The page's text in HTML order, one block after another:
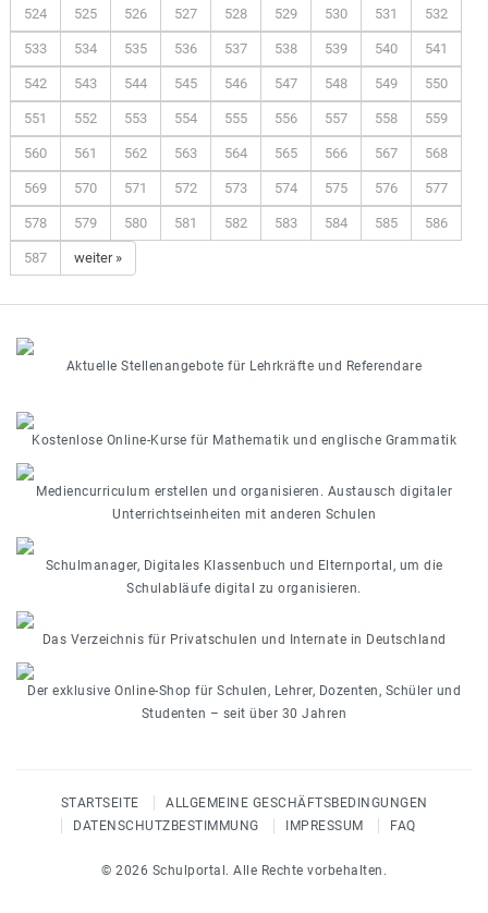
524 525 526 527 528 529 530 531 532
533 534 535 536 537 538 539 540 541
542 543 544 545 546 547 548 549 550
551 552 553 554 555 556 557 558 559
560 561 562 563 564 565 566 567 568
569 570 571 572 573 574 575 576 577
578 579 580 581 582 583 584 585 586
587 weiter »
Aktuelle Stellenangebote für Lehrkräfte und Referendare
Kostenlose Online-Kurse für Mathematik und englische Grammatik
Mediencurriculum erstellen und organisieren. Austausch digitaler
Unterrichtseinheiten mit anderen Schulen
Schulmanager, Digitales Klassenbuch und Elternportal, um die
Schulabläufe digital zu organisieren.
Das Verzeichnis für Privatschulen und Internate in Deutschland
Der exklusive Online-Shop für Schulen, Lehrer, Dozenten, Schüler und
Studenten – seit über 30 Jahren
STARTSEITE
ALLGEMEINE GESCHÄFTSBEDINGUNGEN
DATENSCHUTZBESTIMMUNG
IMPRESSUM FAQ
© 2026 Schulportal. Alle Rechte vorbehalten.